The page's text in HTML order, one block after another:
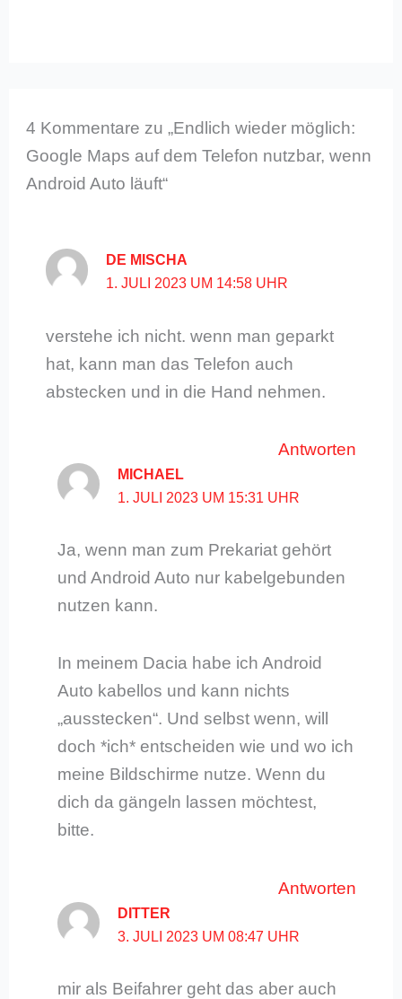
4 Kommentare zu „Endlich wieder möglich:
Google Maps auf dem Telefon nutzbar, wenn
Android Auto läuft“
DE MISCHA
1. JULI 2023 UM 14:58 UHR
verstehe ich nicht. wenn man geparkt
hat, kann man das Telefon auch
abstecken und in die Hand nehmen.
Antworten
MICHAEL
1. JULI 2023 UM 15:31 UHR
Ja, wenn man zum Prekariat gehört
und Android Auto nur kabelgebunden
nutzen kann.
In meinem Dacia habe ich Android
Auto kabellos und kann nichts
„ausstecken“. Und selbst wenn, will
doch *ich* entscheiden wie und wo ich
meine Bildschirme nutze. Wenn du
dich da gängeln lassen möchtest,
bitte.
Antworten
DITTER
3. JULI 2023 UM 08:47 UHR
mir als Beifahrer geht das aber auch